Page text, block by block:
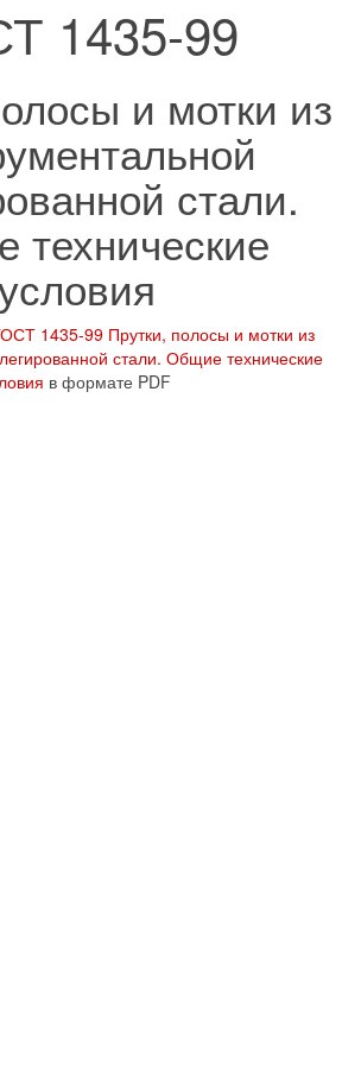
1435-99
и мотки из
стали.
1435-99 Прутки, полосы и мотки из
стали. Общие технические
в формате PDF